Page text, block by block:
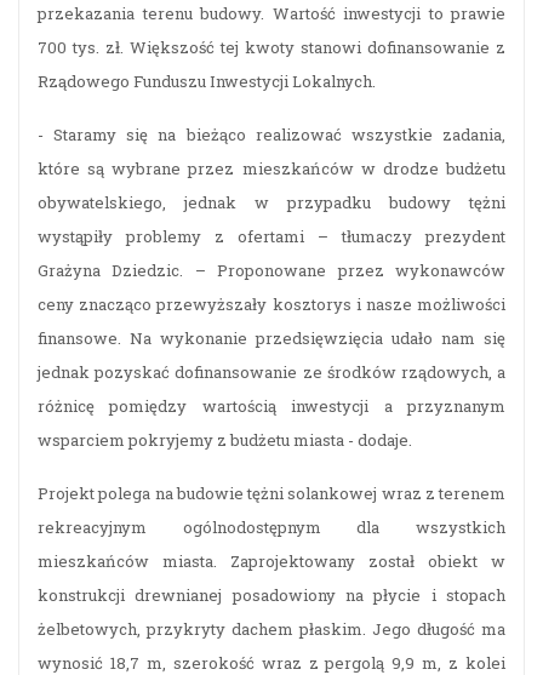
przekazania terenu budowy. Wartość inwestycji to prawie
700 tys. zł. Większość tej kwoty stanowi dofinansowanie z
Rządowego Funduszu Inwestycji Lokalnych.
- Staramy się na bieżąco realizować wszystkie zadania,
które są wybrane przez mieszkańców w drodze budżetu
obywatelskiego, jednak w przypadku budowy tężni
wystąpiły problemy z ofertami – tłumaczy prezydent
Grażyna Dziedzic. – Proponowane przez wykonawców
ceny znacząco przewyższały kosztorys i nasze możliwości
finansowe. Na wykonanie przedsięwzięcia udało nam się
jednak pozyskać dofinansowanie ze środków rządowych, a
różnicę pomiędzy wartością inwestycji a przyznanym
wsparciem pokryjemy z budżetu miasta - dodaje.
Projekt polega na budowie tężni solankowej wraz z terenem
rekreacyjnym ogólnodostępnym dla wszystkich
mieszkańców miasta. Zaprojektowany został obiekt w
konstrukcji drewnianej posadowiony na płycie i stopach
żelbetowych, przykryty dachem płaskim. Jego długość ma
wynosić 18,7 m, szerokość wraz z pergolą 9,9 m, z kolei